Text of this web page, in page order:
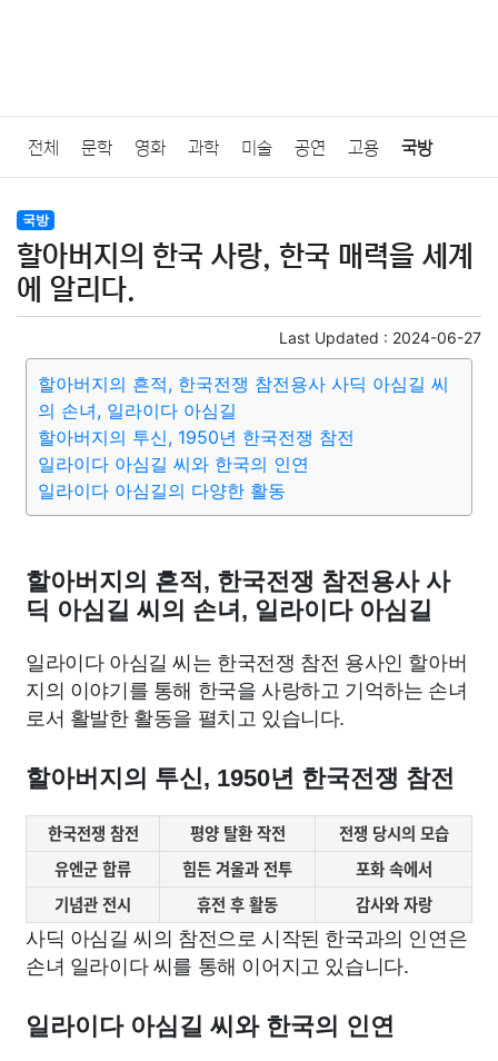
전체 문학 영화 과학 미술 공연 고용 국방
법률
질병 가요 방송 일상 주식 암호화폐 블록체인
미용 증권 인테리어
요리 상품리뷰 원예 금융 게임 스포츠 사진
대출 자동차 취미 여행 맛집 IT
종교 사회 정치 건강 의료 의학 경제 마케팅
부동산 외국어 교육 교통 생활 기타
국방
할아버지의 한국 사랑, 한국 매력을 세계
에 알리다.
Last Updated : 2024-06-27
할아버지의 흔적, 한국전쟁 참전용사 사딕 아심길 씨
의 손녀, 일라이다 아심길
할아버지의 투신, 1950년 한국전쟁 참전
일라이다 아심길 씨와 한국의 인연
일라이다 아심길의 다양한 활동
할아버지의 흔적, 한국전쟁 참전용사 사
딕 아심길 씨의 손녀, 일라이다 아심길
일라이다 아심길 씨는 한국전쟁 참전 용사인 할아버
지의 이야기를 통해 한국을 사랑하고 기억하는 손녀
로서 활발한 활동을 펼치고 있습니다.
할아버지의 투신, 1950년 한국전쟁 참전
한국전쟁 참전 평양 탈환 작전
전쟁 당시의 모습
유엔군 합류
힘든 겨울과 전투
포화 속에서
기념관 전시
휴전 후 활동 감사와 자랑
사딕 아심길 씨의 참전으로 시작된 한국과의 인연은
손녀 일라이다 씨를 통해 이어지고 있습니다.
일라이다 아심길 씨와 한국의 인연